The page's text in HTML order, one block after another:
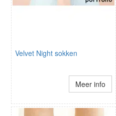
Velvet Night sokken
Meer info